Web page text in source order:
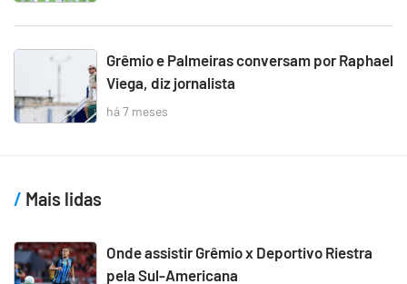
Grêmio e Palmeiras conversam por Raphael
Viega, diz jornalista
há 7 meses
Mais lidas
Onde assistir Grêmio x Deportivo Riestra
pela Sul-Americana